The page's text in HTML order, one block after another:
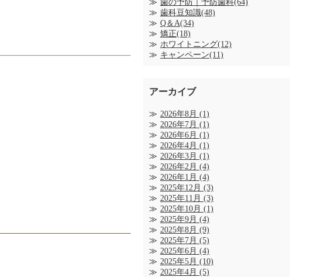
歯の予防｜予防歯科(64)
歯科豆知識(48)
Q＆A(34)
矯正(18)
ホワイトニング(12)
キャンペーン(11)
アーカイブ
2026年8月 (1)
2026年7月 (1)
2026年6月 (1)
2026年4月 (1)
2026年3月 (1)
2026年2月 (4)
2026年1月 (4)
2025年12月 (3)
2025年11月 (3)
2025年10月 (1)
2025年9月 (4)
2025年8月 (9)
2025年7月 (5)
2025年6月 (4)
2025年5月 (10)
2025年4月 (5)